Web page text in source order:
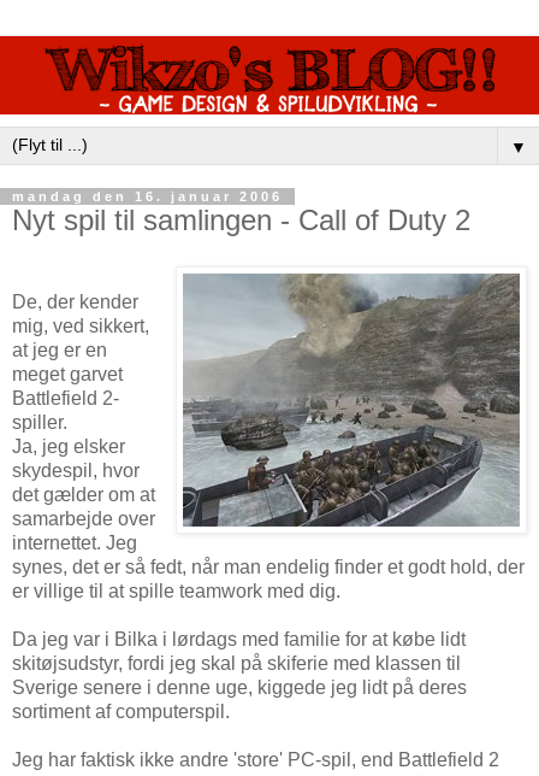
▼
mandag den 16. januar 2006
Nyt spil til samlingen - Call of Duty 2
De, der kender
mig, ved sikkert,
at jeg er en
meget garvet
Battlefield 2-
spiller.
Ja, jeg elsker
skydespil, hvor
det gælder om at
samarbejde over
internettet. Jeg
synes, det er så fedt, når man endelig finder et godt hold, der
er villige til at spille teamwork med dig.
Da jeg var i Bilka i lørdags med familie for at købe lidt
skitøjsudstyr, fordi jeg skal på skiferie med klassen til
Sverige senere i denne uge, kiggede jeg lidt på deres
sortiment af computerspil.
Jeg har faktisk ikke andre 'store' PC-spil, end Battlefield 2